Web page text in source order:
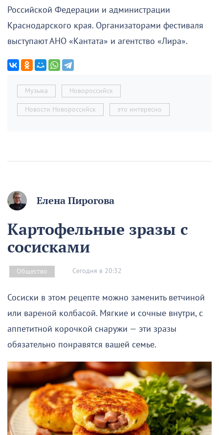
Российской Федерации и администрации
Краснодарского края. Организаторами фестиваля
выступают АНО «Кантата» и агентство «Лира».
Музыка Новороссийск
Новости Новороссийск это интересно
Елена Пирогова
Картофельные зразы с
сосисками
Общество Сегодня в 20:32
Сосиски в этом рецепте можно заменить ветчиной
или вареной колбасой. Мягкие и сочные внутри, с
аппетитной корочкой снаружи — эти зразы
обязательно понравятся вашей семье.